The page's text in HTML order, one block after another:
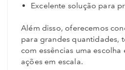
Excelente solução para
Além disso, oferecemos
para grandes quantidades,
com essências uma
ações em escala.